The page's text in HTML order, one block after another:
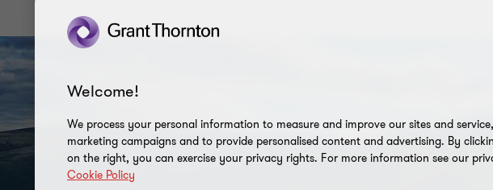
Welcome!
We process your personal information to measure and improve our sites and
marketing campaigns and to provide personalised content and advertising. By
on the right, you can exercise your privacy rights. For more information see our
Cookie Policy